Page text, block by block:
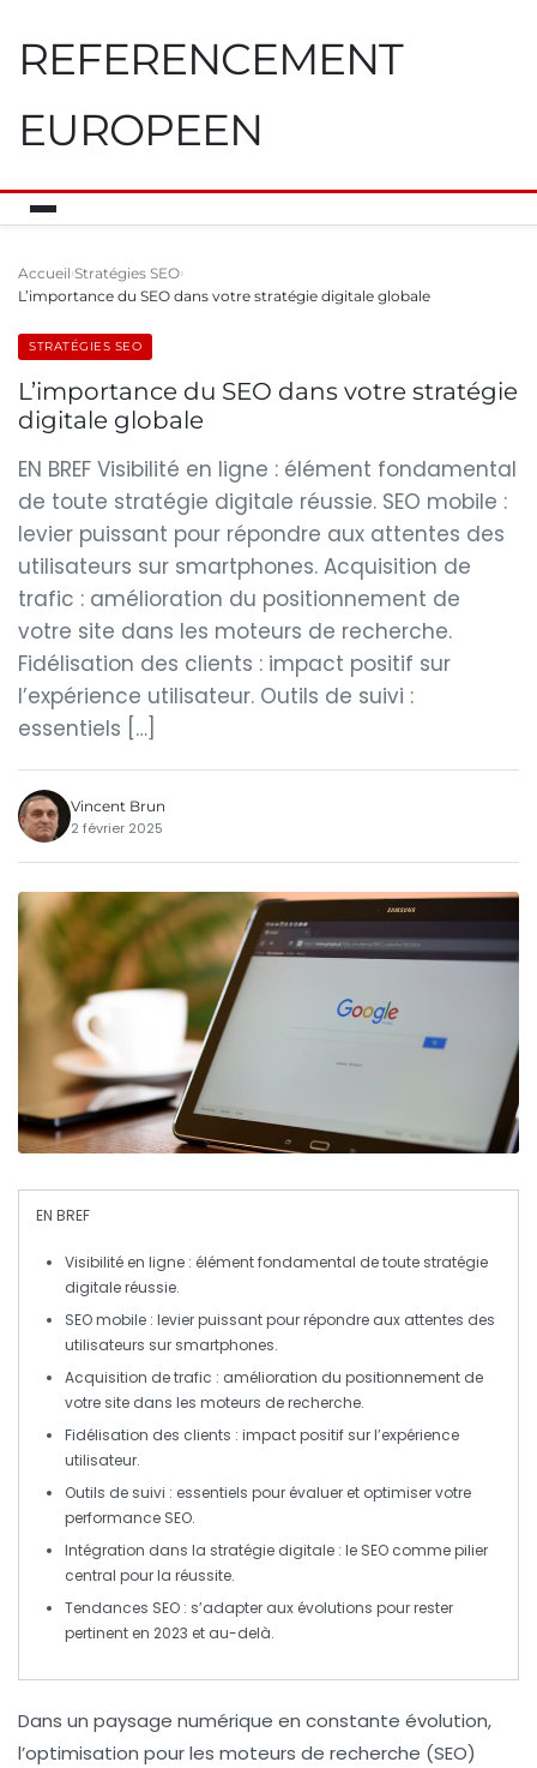
REFERENCEMENT
EUROPEEN
Accueil Stratégies SEO
L’importance du SEO dans votre stratégie digitale globale
STRATÉGIES SEO
L’importance du SEO dans votre stratégie
digitale globale
EN BREF Visibilité en ligne : élément fondamental
de toute stratégie digitale réussie. SEO mobile :
levier puissant pour répondre aux attentes des
utilisateurs sur smartphones. Acquisition de
trafic : amélioration du positionnement de
votre site dans les moteurs de recherche.
Fidélisation des clients : impact positif sur
l’expérience utilisateur. Outils de suivi :
essentiels […]
Vincent Brun
2 février 2025
EN BREF
Visibilité en ligne : élément fondamental de toute stratégie
digitale réussie.
SEO mobile : levier puissant pour répondre aux attentes des
utilisateurs sur smartphones.
Acquisition de trafic : amélioration du positionnement de
votre site dans les moteurs de recherche.
Fidélisation des clients : impact positif sur l’expérience
utilisateur.
Outils de suivi : essentiels pour évaluer et optimiser votre
performance SEO.
Intégration dans la stratégie digitale : le SEO comme pilier
central pour la réussite.
Tendances SEO : s’adapter aux évolutions pour rester
pertinent en 2023 et au-delà.
Dans un paysage numérique en constante évolution,
l’optimisation pour les moteurs de recherche (SEO)